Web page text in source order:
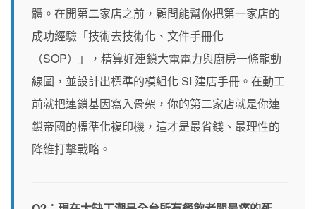
體。在開第二家店之前，顧問能幫你把第一家店的
成功經驗「技術去技術化、文件手冊化
（SOP）」，精算好連鎖大電電力與廚房一條龍動
線圖，並設計出標準的模組化 SI 建店手冊。在動工
前就把連鎖基因寫入骨架，你的第二家店就是你連
鎖帝國的標準化複印機，這才是最省錢、最理性的
降維打擊戰略。